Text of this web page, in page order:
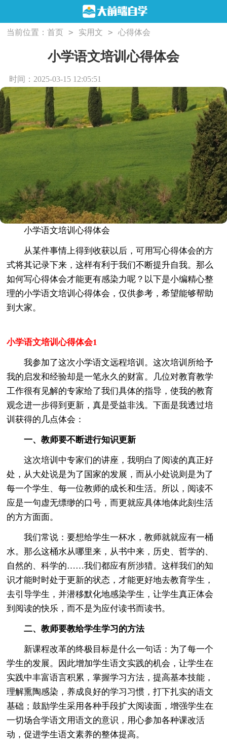
当前位置：首页 > 实用文 > 心得体会
小学语文培训心得体会
时间：2025-03-15 12:05:51
小学语文培训心得体会
从某件事情上得到收获以后，可用写心得体会的方
式将其记录下来，这样有利于我们不断提升自我。那么
如何写心得体会才能更有感染力呢？以下是小编精心整
理的小学语文培训心得体会，仅供参考，希望能够帮助
到大家。
小学语文培训心得体会1
我参加了这次小学语文远程培训。这次培训所给予
我的启发和经验却是一笔永久的财富。几位对教育教学
工作很有见解的专家给了我们具体的指导，使我的教育
观念进一步得到更新，真是受益非浅。下面是我透过培
训获得的几点体会：
一、教师要不断进行知识更新
这次培训中专家们的讲座，我明白了阅读的真正好
处，从大处说是为了国家的发展，而从小处说则是为了
每一个学生、每一位教师的成长和生活。所以，阅读不
应是一句虚无缥缈的口号，而更就应具体地体此刻生活
的方方面面。
我们常说：要想给学生一杯水，教师就就应有一桶
水。那么这桶水从哪里来，从书中来，历史、哲学的、
自然的、科学的……我们都应有所涉猎。这样我们的知
识才能时时处于更新的状态，才能更好地去教育学生，
去引导学生，并潜移默化地感染学生，让学生真正体会
到阅读的快乐，而不是为应付读书而读书。
二、教师要教给学生学习的方法
新课程改革的终极目标是什么一句话：为了每一个
学生的发展。因此增加学生语文实践的机会，让学生在
实践中丰富语言积累，掌握学习方法，提高基本技能，
理解熏陶感染，养成良好的学习习惯，打下扎实的语文
基础；鼓励学生采用各种手段扩大阅读面，增强学生在
一切场合学语文用语文的意识，用心参加各种课改活
动，促进学生语文素养的整体提高。